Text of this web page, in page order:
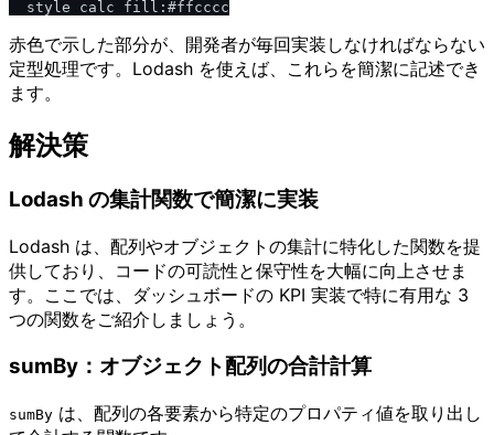
赤色で示した部分が、開発者が毎回実装しなければならない
定型処理です。Lodash を使えば、これらを簡潔に記述でき
ます。
解決策
Lodash の集計関数で簡潔に実装
Lodash は、配列やオブジェクトの集計に特化した関数を提
供しており、コードの可読性と保守性を大幅に向上させま
す。ここでは、ダッシュボードの KPI 実装で特に有用な 3
つの関数をご紹介しましょう。
sumBy：オブジェクト配列の合計計算
sumBy は、配列の各要素から特定のプロパティ値を取り出し